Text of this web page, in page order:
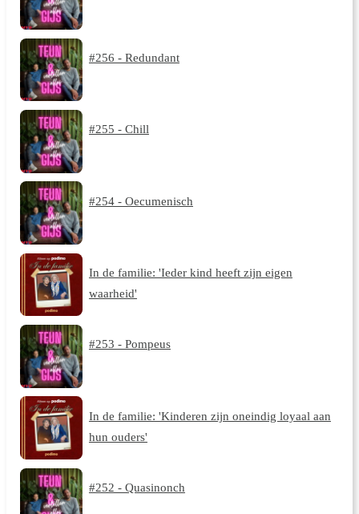
#256 - Redundant
#255 - Chill
#254 - Oecumenisch
In de familie: 'Ieder kind heeft zijn eigen
waarheid'
#253 - Pompeus
In de familie: 'Kinderen zijn oneindig loyaal aan
hun ouders'
#252 - Quasinonch